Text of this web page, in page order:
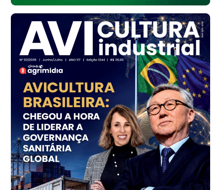
Frango - Indicador
R$ 7,16
kg
Frango - Indicador
SP
R$ 7,18
kg
Trigo Atacado - Regional
PR
R$ 1.414,46
t
Trigo Atacado - Regional
RS
R$ 1.314,61